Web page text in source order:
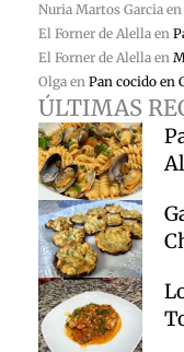
Nuria Martos Garcia en
El Forner de Alella en
El Forner de Alella en
Olga en Pan cocido en
ÚLTIMAS